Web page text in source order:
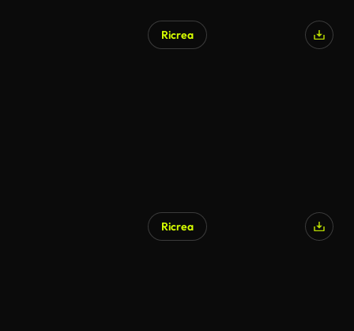
Ricrea
Ricrea